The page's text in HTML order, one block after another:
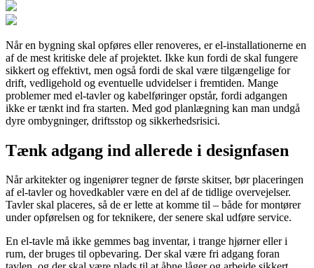
Når en bygning skal opføres eller renoveres, er el-installationerne en
af de mest kritiske dele af projektet. Ikke kun fordi de skal fungere
sikkert og effektivt, men også fordi de skal være tilgængelige for
drift, vedligehold og eventuelle udvidelser i fremtiden. Mange
problemer med el-tavler og kabelføringer opstår, fordi adgangen
ikke er tænkt ind fra starten. Med god planlægning kan man undgå
dyre ombygninger, driftsstop og sikkerhedsrisici.
Tænk adgang ind allerede i designfasen
Når arkitekter og ingeniører tegner de første skitser, bør placeringen
af el-tavler og hovedkabler være en del af de tidlige overvejelser.
Tavler skal placeres, så de er lette at komme til – både for montører
under opførelsen og for teknikere, der senere skal udføre service.
En el-tavle må ikke gemmes bag inventar, i trange hjørner eller i
rum, der bruges til opbevaring. Der skal være fri adgang foran